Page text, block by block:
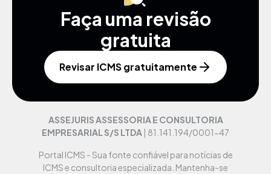
Faça uma revisão
gratuita
Revisar ICMS gratuitamente
Portal ICMS - Sua fonte confiável para notícias de
ICMS e consultoria especializada. Mantenha-se
ASSEJURIS ASSESSORIA E CONSULTORIA
EMPRESARIAL S/S LTDA | 81.141.194/0001-47